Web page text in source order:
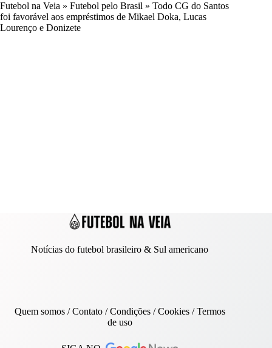
Futebol na Veia » Futebol pelo Brasil » Todo CG do Santos
foi favorável aos empréstimos de Mikael Doka, Lucas
Lourenço e Donizete
Notícias do futebol brasileiro & Sul americano
Quem somos/Contato/ Condições /Cookies/Termos
de uso